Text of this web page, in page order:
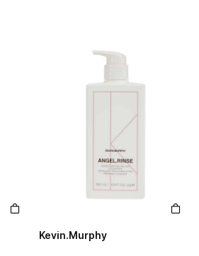
Kevin.Murphy